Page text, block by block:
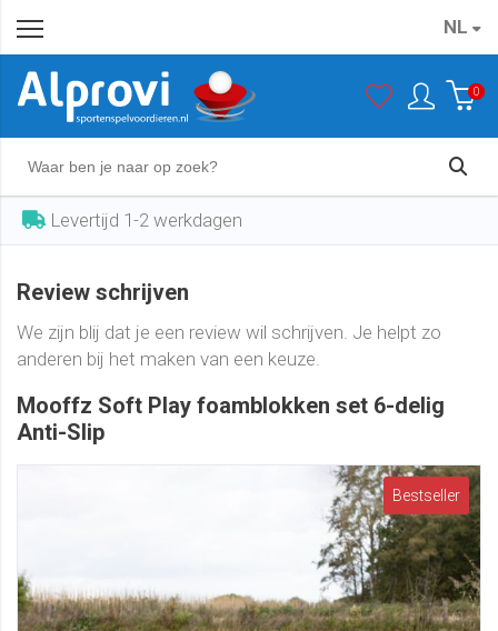
NL
0
Levertijd 1-2 werkdagen
Review schrijven
We zijn blij dat je een review wil schrijven. Je helpt zo
anderen bij het maken van een keuze.
Mooffz Soft Play foamblokken set 6-delig
Anti-Slip
Bestseller